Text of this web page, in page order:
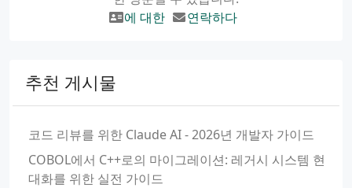
에 대한
연락하다
추천 게시물
코드 리뷰를 위한 Claude AI - 2026년 개발자 가이드
COBOL에서 C++로의 마이그레이션: 레거시 시스템 현
대화를 위한 실전 가이드